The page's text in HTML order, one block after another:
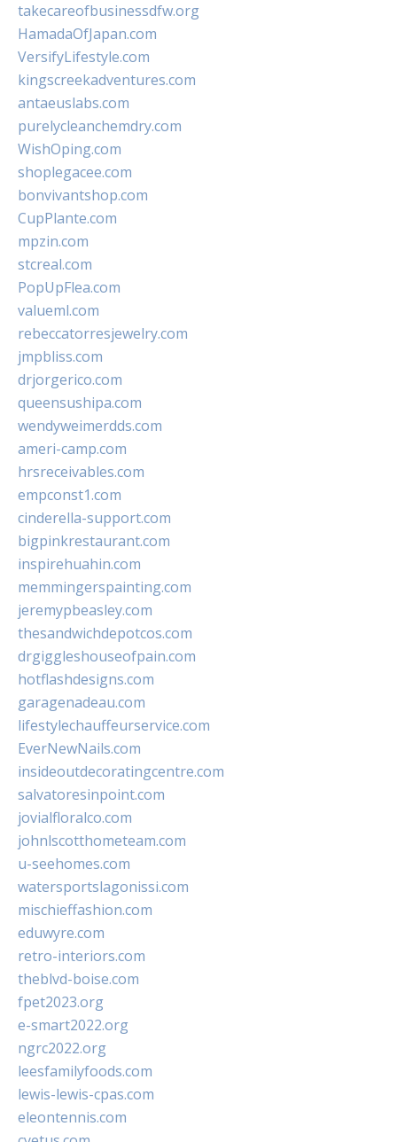
takecareofbusinessdfw.org
HamadaOfJapan.com
VersifyLifestyle.com
kingscreekadventures.com
antaeuslabs.com
purelycleanchemdry.com
WishOping.com
shoplegacee.com
bonvivantshop.com
CupPlante.com
mpzin.com
stcreal.com
PopUpFlea.com
valueml.com
rebeccatorresjewelry.com
jmpbliss.com
drjorgerico.com
queensushipa.com
wendyweimerdds.com
ameri-camp.com
hrsreceivables.com
empconst1.com
cinderella-support.com
bigpinkrestaurant.com
inspirehuahin.com
memmingerspainting.com
jeremypbeasley.com
thesandwichdepotcos.com
drgiggleshouseofpain.com
hotflashdesigns.com
garagenadeau.com
lifestylechauffeurservice.com
EverNewNails.com
insideoutdecoratingcentre.com
salvatoresinpoint.com
jovialfloralco.com
johnlscotthometeam.com
u-seehomes.com
watersportslagonissi.com
mischieffashion.com
eduwyre.com
retro-interiors.com
theblvd-boise.com
fpet2023.org
e-smart2022.org
ngrc2022.org
leesfamilyfoods.com
lewis-lewis-cpas.com
eleontennis.com